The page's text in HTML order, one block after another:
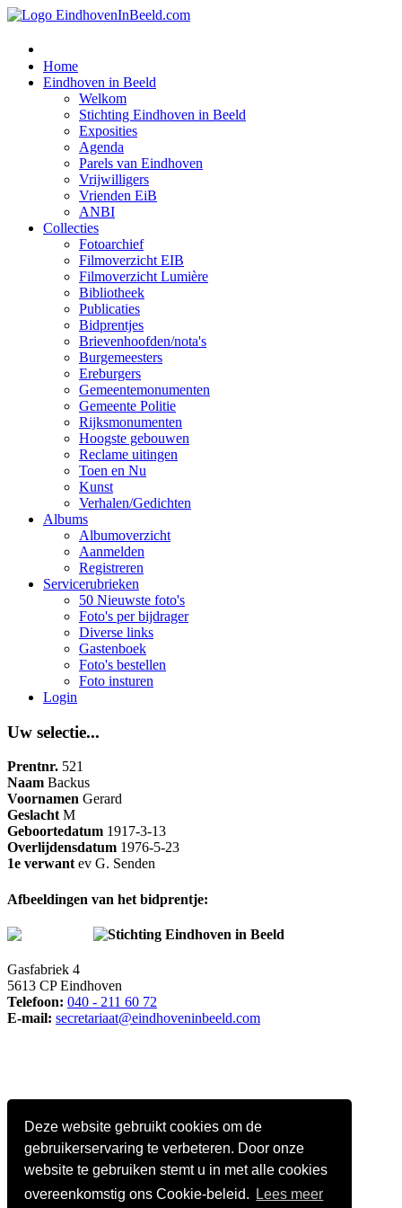
Deze website gebruikt cookies om de
gebruikerservaring te verbeteren. Door onze
website te gebruiken stemt u in met alle cookies
overeenkomstig ons Cookie-beleid.
Lees meer
Home
Eindhoven in Beeld
Welkom
Stichting Eindhoven in Beeld
Exposities
Agenda
Parels van Eindhoven
Vrijwilligers
Vrienden EiB
ANBI
Collecties
Fotoarchief
Filmoverzicht EIB
Filmoverzicht Lumière
Bibliotheek
Publicaties
Bidprentjes
Brievenhoofden/nota's
Burgemeesters
Ereburgers
Gemeentemonumenten
Gemeente Politie
Rijksmonumenten
Hoogste gebouwen
Reclame uitingen
Toen en Nu
Kunst
Verhalen/Gedichten
Albums
Albumoverzicht
Aanmelden
Registreren
Servicerubrieken
50 Nieuwste foto's
Foto's per bijdrager
Diverse links
Gastenboek
Foto's bestellen
Foto insturen
Login
Uw selectie...
Prentnr. 521
Naam Backus
Voornamen Gerard
GeslachtM
Geboortedatum 1917-3-13
Overlijdensdatum 1976-5-23
1e verwantev G. Senden
Afbeeldingen van het bidprentje:
Stichting Eindhoven in Beeld
Gasfabriek 4
5613 CP Eindhoven
Telefoon: 040 - 211 60 72
E-mail: secretariaat@eindhoveninbeeld.com